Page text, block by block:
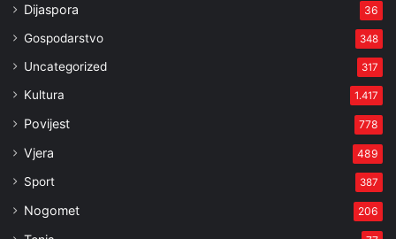
Dijaspora 36
Gospodarstvo 348
Uncategorized 317
Kultura 1.417
Povijest 778
Vjera 489
Sport 387
Nogomet 206